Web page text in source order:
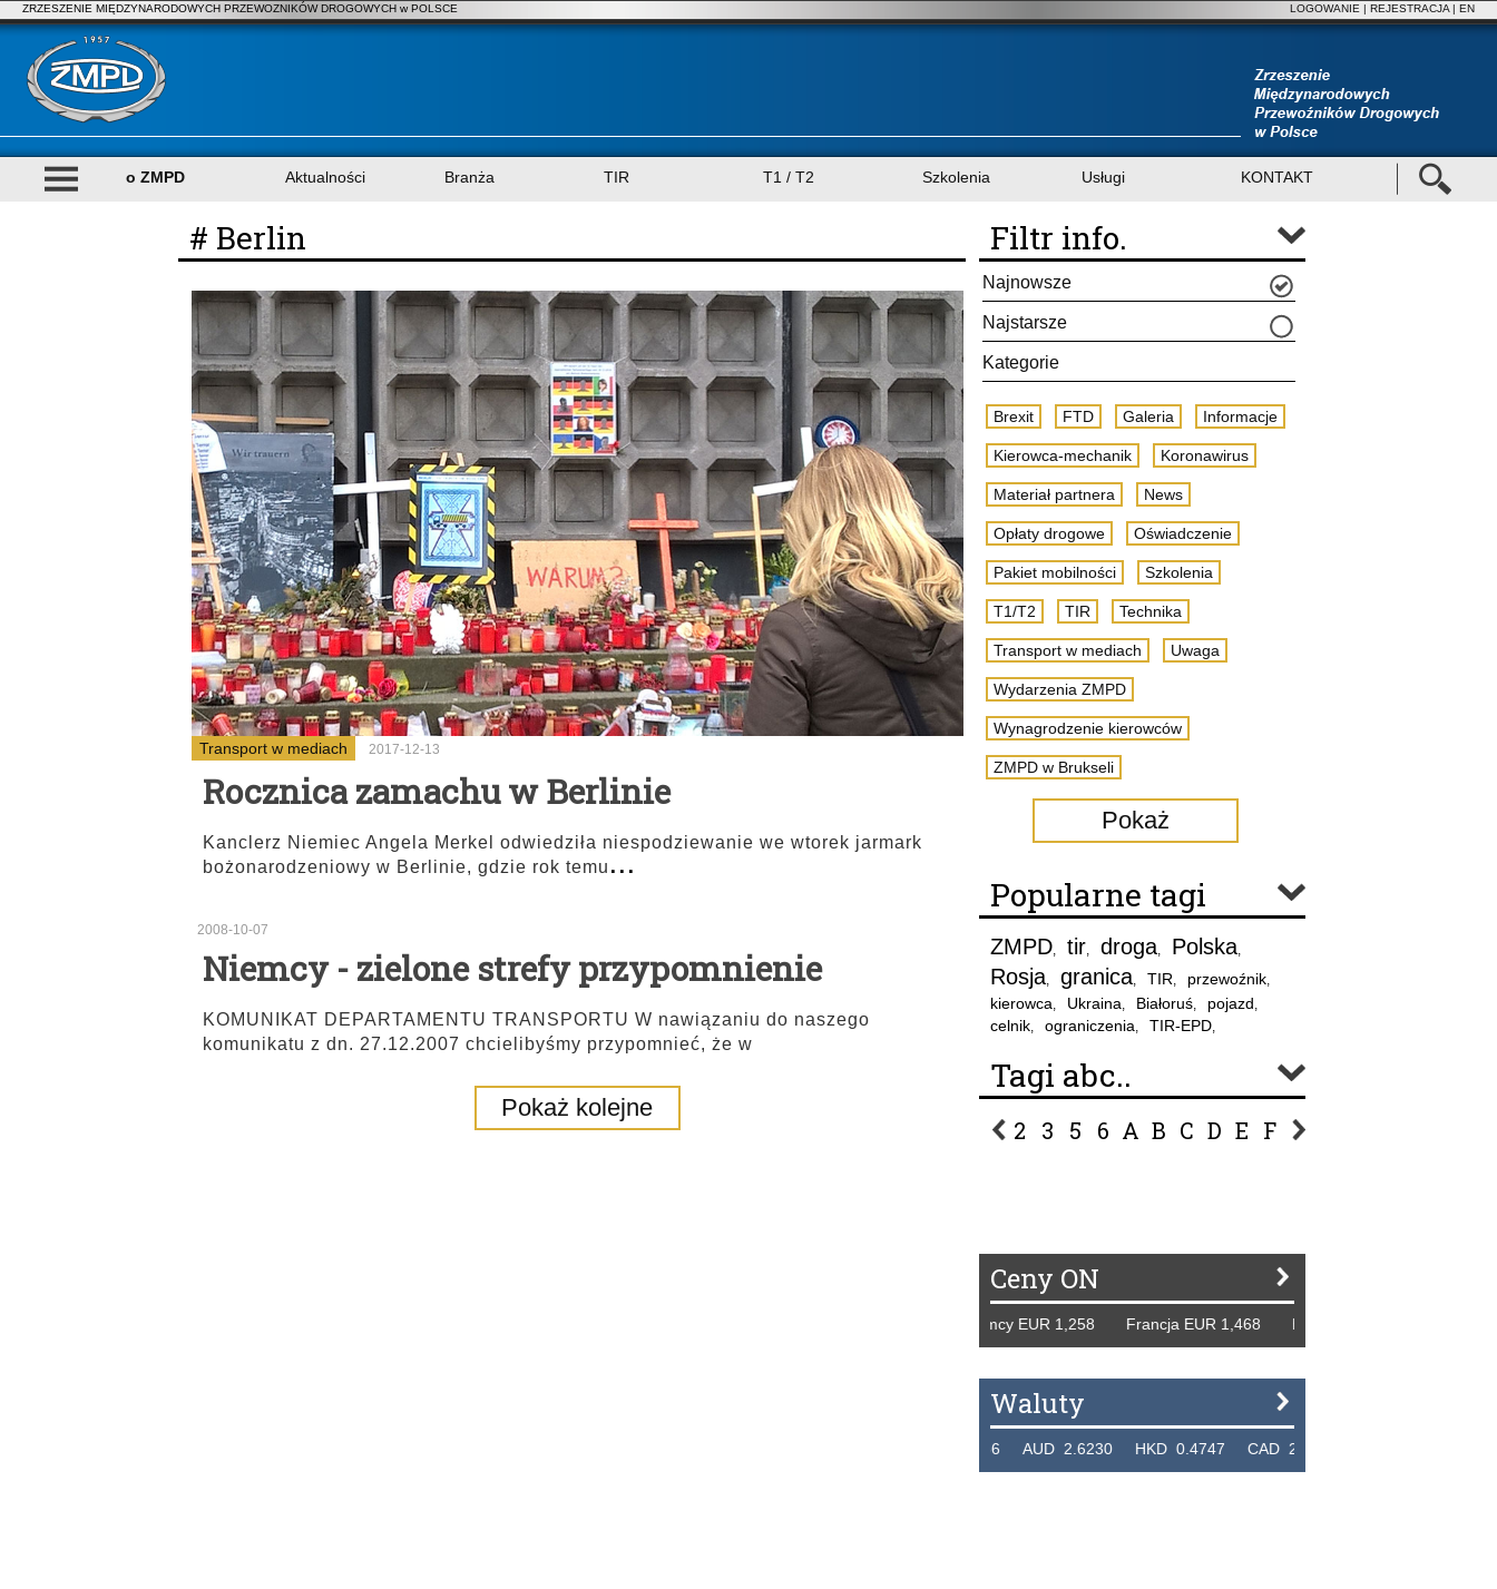
ZRZESZENIE MIĘDZYNARODOWYCH PRZEWOZNIKÓW DROGOWYCH w POLSCE LOGOWANIE | REJESTRACJA | EN
o ZMPD Aktualności Branża TIR T1 / T2 Szkolenia Usługi KONTAKT
# Berlin
Transport w mediach 2017-12-13
Rocznica zamachu w Berlinie
Kanclerz Niemiec Angela Merkel odwiedziła niespodziewanie we wtorek jarmark
bożonarodzeniowy w Berlinie, gdzie rok temu...
2008-10-07
Niemcy - zielone strefy przypomnienie
KOMUNIKAT DEPARTAMENTU TRANSPORTU W nawiązaniu do naszego
komunikatu z dn. 27.12.2007 chcielibyśmy przypomnieć, że w
Pokaż kolejne
Filtr info.
Najnowsze
Najstarsze
Kategorie
Brexit FTD Galeria Informacje
Kierowca-mechanik Koronawirus
Materiał partnera News
Opłaty drogowe Oświadczenie
Pakiet mobilności Szkolenia
T1/T2 TIR Technika
Transport w mediach Uwaga
Wydarzenia ZMPD
Wynagrodzenie kierowców
ZMPD w Brukseli
Pokaż
Popularne tagi
ZMPD, tir, droga, Polska,
Rosja, granica, TIR, przewoźnik,
kierowca, Ukraina, Białoruś, pojazd,
celnik, ograniczenia, TIR-EPD,
Tagi abc..
2 3 5 6 A B C D E F G
Ceny ON
Tydzień 42/2019 r. Niemcy EUR 1,258 Francja EUR 1,468 Hiszpania EUR 1,229 WB
Waluty
THB 0.1126 USD 3.7236 AUD 2.6230 HKD 0.4747 CAD 2.6581 NZD 2.1889 SGD